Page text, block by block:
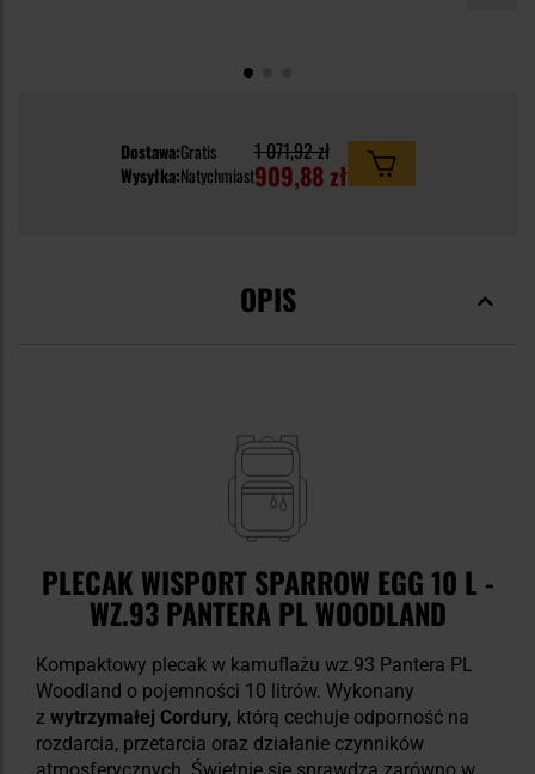
Dostawa:Gratis
Wysyłka:Natychmiast
1 071,92 zł
909,88 zł
OPIS
PLECAK WISPORT SPARROW EGG 10 L -
WZ.93 PANTERA PL WOODLAND
Kompaktowy plecak w kamuflażu wz.93 Pantera PL
Woodland o pojemności 10 litrów. Wykonany
z wytrzymałej Cordury, którą cechuje odporność na
rozdarcia, przetarcia oraz działanie czynników
atmosferycznych. Świetnie się sprawdza zarówno w